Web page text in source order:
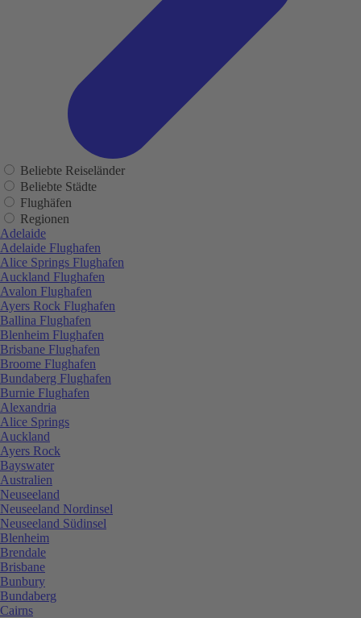
Beliebte Reiseländer
Beliebte Städte
Flughäfen
Regionen
Adelaide
Adelaide Flughafen
Alice Springs Flughafen
Auckland Flughafen
Avalon Flughafen
Ayers Rock Flughafen
Ballina Flughafen
Blenheim Flughafen
Brisbane Flughafen
Broome Flughafen
Bundaberg Flughafen
Burnie Flughafen
Alexandria
Alice Springs
Auckland
Ayers Rock
Bayswater
Australien
Neuseeland
Neuseeland Nordinsel
Neuseeland Südinsel
Blenheim
Brendale
Brisbane
Bunbury
Bundaberg
Cairns